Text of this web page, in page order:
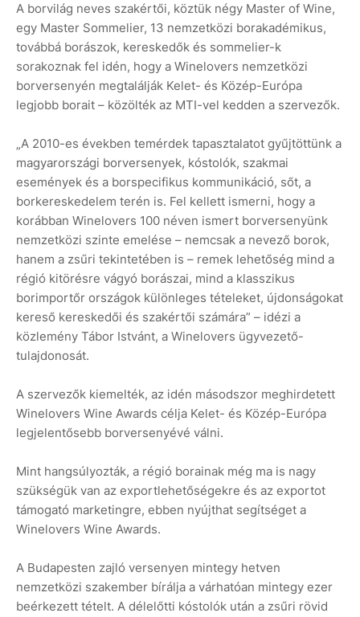
A borvilág neves szakértői, köztük négy Master of Wine,
egy Master Sommelier, 13 nemzetközi borakadémikus,
továbbá borászok, kereskedők és sommelier-k
sorakoznak fel idén, hogy a Winelovers nemzetközi
borversenyén megtalálják Kelet- és Közép-Európa
legjobb borait – közölték az MTI-vel kedden a szervezők.
„A 2010-es években temérdek tapasztalatot gyűjtöttünk a
magyarországi borversenyek, kóstolók, szakmai
események és a borspecifikus kommunikáció, sőt, a
borkereskedelem terén is. Fel kellett ismerni, hogy a
korábban Winelovers 100 néven ismert borversenyünk
nemzetközi szinte emelése – nemcsak a nevező borok,
hanem a zsűri tekintetében is – remek lehetőség mind a
régió kitörésre vágyó borászai, mind a klasszikus
borimportőr országok különleges tételeket, újdonságokat
kereső kereskedői és szakértői számára” – idézi a
közlemény Tábor Istvánt, a Winelovers ügyvezető-
tulajdonosát.
A szervezők kiemelték, az idén másodszor meghirdetett
Winelovers Wine Awards célja Kelet- és Közép-Európa
legjelentősebb borversenyévé válni.
Mint hangsúlyozták, a régió borainak még ma is nagy
szükségük van az exportlehetőségekre és az exportot
támogató marketingre, ebben nyújthat segítséget a
Winelovers Wine Awards.
A Budapesten zajló versenyen mintegy hetven
nemzetközi szakember bírálja a várhatóan mintegy ezer
beérkezett tételt. A délelőtti kóstolók után a zsűri rövid